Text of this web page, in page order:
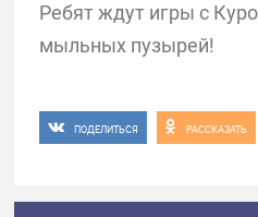
Ребят ждут игры с
мыльных пузырей!
ПОДЕЛИТЬСЯ РАССКАЗАТЬ